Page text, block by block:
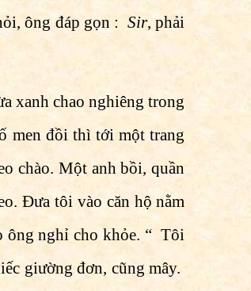
ông đáp gọn : Sir, phải
xanh chao nghiêng trong
men đồi thì tới một trang
chào. Một anh bồi, quần
Ðưa tôi vào căn hộ nằm
ông nghỉ cho khỏe. “ Tôi
giường đơn, cũng mây.